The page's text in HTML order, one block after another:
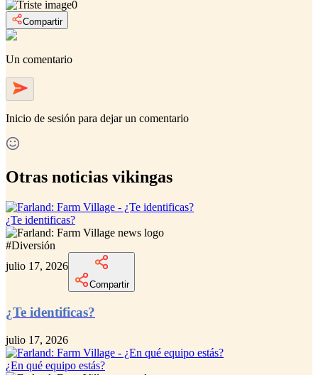
0
Compartir
Un comentario
Inicio de sesión para dejar un comentario
Otras noticias vikingas
¿Te identificas?
#Diversión
julio 17, 2026
Compartir
¿Te identificas?
julio 17, 2026
¿En qué equipo estás?